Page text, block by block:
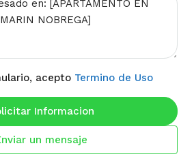
acepto Termino de Uso
Informacion
un mensaje